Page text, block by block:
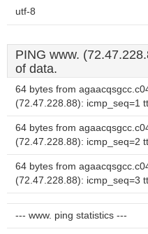
utf-8
PING www.
of data.
64 bytes from
(72.47.228.88): icmp_seq=1
64 bytes from
(72.47.228.88): icmp_seq=2
64 bytes from
(72.47.228.88): icmp_seq=3
--- www. ping statistics ---